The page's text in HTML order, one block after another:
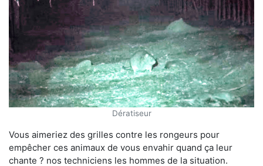
Dératiseur
Vous aimeriez des grilles contre les rongeurs pour
empêcher ces animaux de vous envahir quand ça leur
chante ? nos techniciens les hommes de la situation.